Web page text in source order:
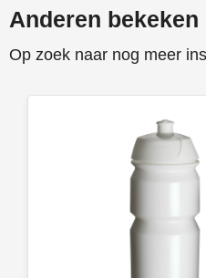
Anderen bekeken
Op zoek naar nog meer